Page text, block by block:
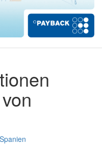
Spanien